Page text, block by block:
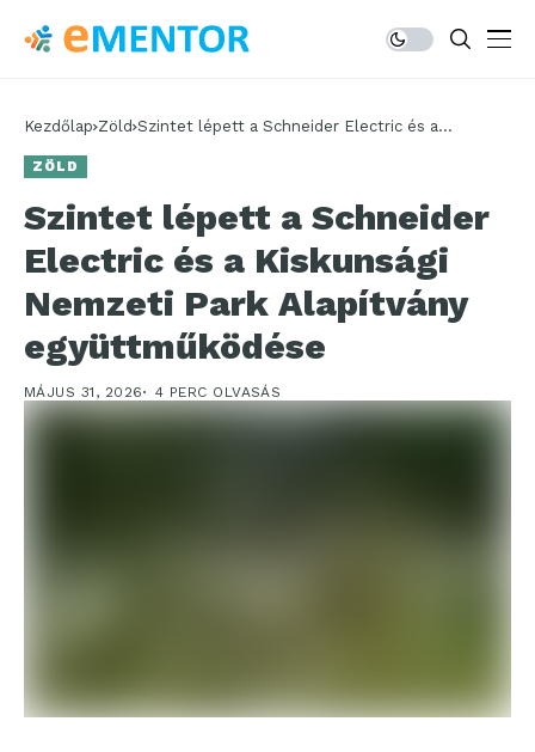
Kezdőlap Zöld Szintet lépett a Schneider Electric és a
ZÖLD
Szintet lépett a Schneider
Electric és a Kiskunsági
Nemzeti Park Alapítvány
együttműködése
MÁJUS 31, 2026 4 PERC OLVASÁS